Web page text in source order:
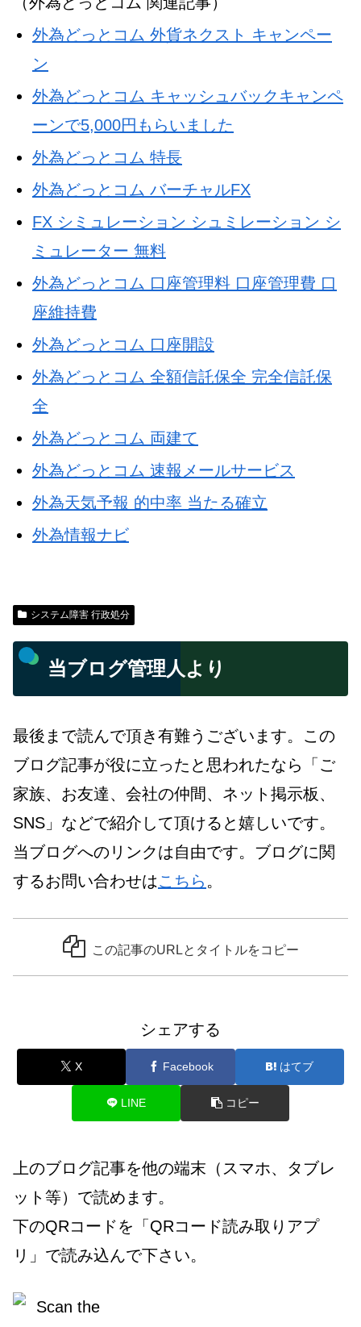
外為どっとコム 外貨ネクスト キャンペー
ン
外為どっとコム キャッシュバックキャンペ
ーンで5,000円もらいました
外為どっとコム 特長
外為どっとコム バーチャルFX
FX シミュレーション シュミレーション シ
ミュレーター 無料
外為どっとコム 口座管理料 口座管理費 口
座維持費
外為どっとコム 口座開設
外為どっとコム 全額信託保全 完全信託保
全
外為どっとコム 両建て
外為どっとコム 速報メールサービス
外為天気予報 的中率 当たる確立
外為情報ナビ
システム障害 行政処分
当ブログ管理人より
最後まで読んで頂き有難うございます。この
ブログ記事が役に立ったと思われたなら「ご
家族、お友達、会社の仲間、ネット掲示板、
SNS」などで紹介して頂けると嬉しいです。
当ブログへのリンクは自由です。ブログに関
するお問い合わせはこちら 。
この記事のURLとタイトルをコピー
シェアする
X Facebook はてブ
LINE コピー
上のブログ記事を他の端末（スマホ、タブレ
ット等）で読めます。
下のQRコードを「QRコード読み取りアプ
リ」で読み込んで下さい。